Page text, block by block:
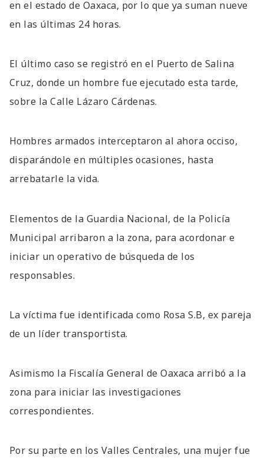
en el estado de Oaxaca, por lo que ya suman nueve
en las últimas 24 horas.
El último caso se registró en el Puerto de Salina
Cruz, donde un hombre fue ejecutado esta tarde,
sobre la Calle Lázaro Cárdenas.
Hombres armados interceptaron al ahora occiso,
disparándole en múltiples ocasiones, hasta
arrebatarle la vida.
Elementos de la Guardia Nacional, de la Policía
Municipal arribaron a la zona, para acordonar e
iniciar un operativo de búsqueda de los
responsables.
La víctima fue identificada como Rosa S.B, ex pareja
de un líder transportista.
Asimismo la Fiscalía General de Oaxaca arribó a la
zona para iniciar las investigaciones
correspondientes.
Por su parte en los Valles Centrales, una mujer fue